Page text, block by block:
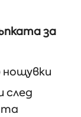
за
след